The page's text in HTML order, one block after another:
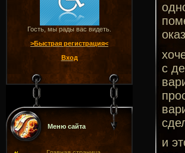
Гость, мы рады вас видеть.
>Быстрая регистрация<
Вход
Меню сайта
с
и